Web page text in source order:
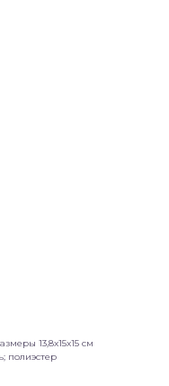
13,8x15x15 см
полиэстер